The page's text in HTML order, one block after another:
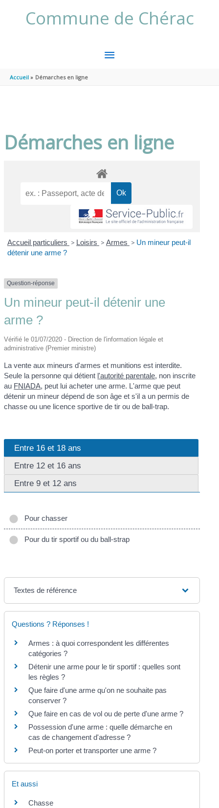
Commune de Chérac
MENU
Accueil Démarches en ligne
Démarches en ligne
Accueil particuliers > Loisirs > Armes > Un mineur peut-il
détenir une arme ?
Question-réponse
Un mineur peut-il détenir une
arme ?
Vérifié le 01/07/2020 - Direction de l'information légale et
administrative (Premier ministre)
La vente aux mineurs d'armes et munitions est interdite.
Seule la personne qui détient l'autorité parentale, non inscrite
au FNIADA, peut lui acheter une arme. L'arme que peut
détenir un mineur dépend de son âge et s'il a un permis de
chasse ou une licence sportive de tir ou de ball-trap.
Entre 16 et 18 ans
Entre 12 et 16 ans
Entre 9 et 12 ans
Pour chasser
Pour du tir sportif ou du ball-strap
Textes de référence
Questions ? Réponses !
Armes : à quoi correspondent les différentes
catégories ?
Détenir une arme pour le tir sportif : quelles sont
les règles ?
Que faire d'une arme qu'on ne souhaite pas
conserver ?
Que faire en cas de vol ou de perte d'une arme ?
Possession d'une arme : quelle démarche en
cas de changement d'adresse ?
Peut-on porter et transporter une arme ?
Et aussi
Chasse